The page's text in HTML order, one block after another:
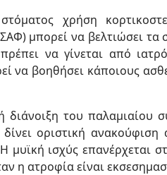
χρήση
μπορεί να βελτιώσει τα
να γίνεται από
να βοηθήσει κάποιους
διάνοιξη του
δίνει οριστική
Η μυϊκή ισχύς
η ατροφία είναι